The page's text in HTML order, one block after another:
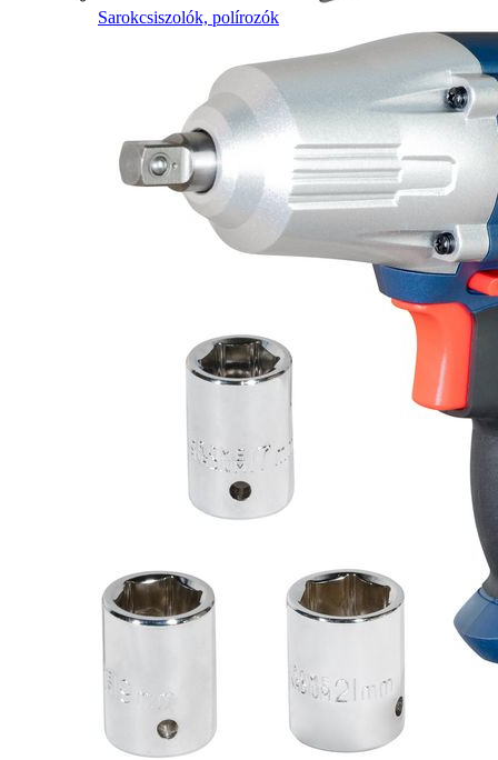
Sarokcsiszolók, polírozók